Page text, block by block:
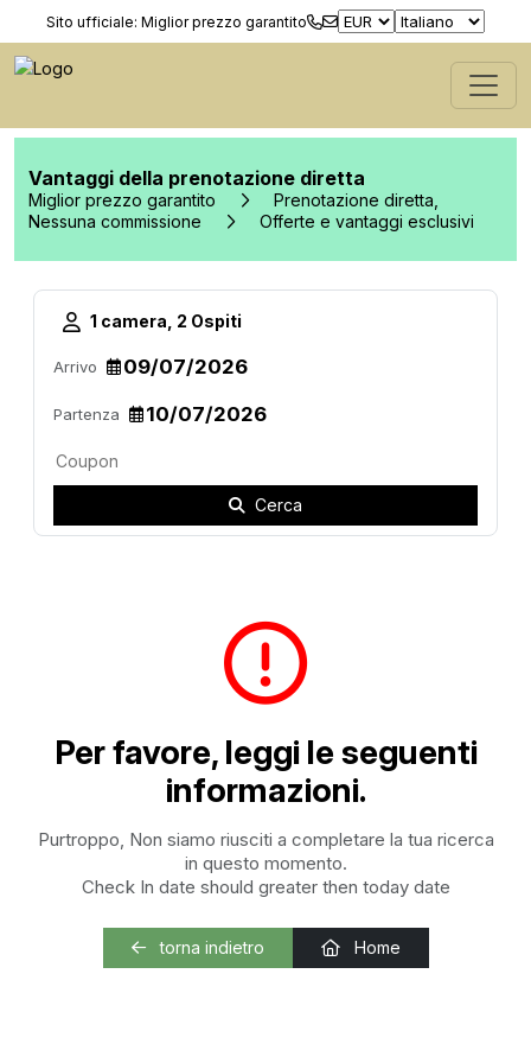
Sito ufficiale: Miglior prezzo garantito
Vantaggi della prenotazione diretta
Miglior prezzo garantito
Prenotazione diretta,
Nessuna commissione
Offerte e vantaggi esclusivi
1 camera, 2 Ospiti
Arrivo
Partenza
Cerca
Per favore, leggi le seguenti
informazioni.
Purtroppo, Non siamo riusciti a completare la tua ricerca
in questo momento.
Check In date should greater then today date
torna indietro Home